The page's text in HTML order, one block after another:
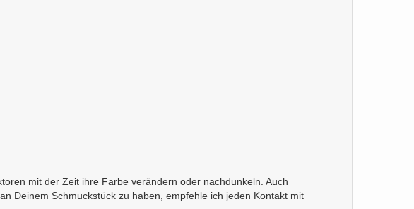
mit der Zeit ihre Farbe verändern oder nachdunkeln. Auch
Deinem Schmuckstück zu haben, empfehle ich jeden Kontakt mit